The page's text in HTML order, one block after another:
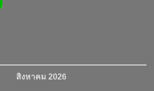
สิงหาคม 2026